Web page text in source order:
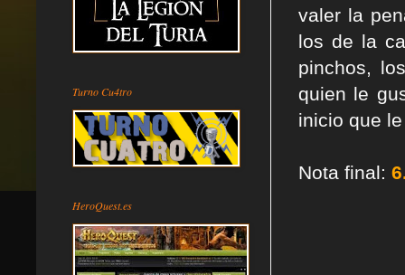
valer la
los de la
pinchos,
quien le
inicio que
Nota final:
Turno Cu4tro
HeroQuest.es